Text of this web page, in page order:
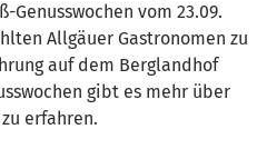
vom 23.09.
Allgäuer Gastronomen zu
auf dem Berglandhof
gibt es mehr über
erfahren.